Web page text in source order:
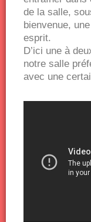
de la salle,
bienvenue,
esprit.
D’ici une à
notre salle
avec une